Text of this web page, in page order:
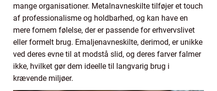
mange organisationer. Metalnavneskilte tilføjer et touch
af professionalisme og holdbarhed, og kan have en
mere fornem følelse, der er passende for erhvervslivet
eller formelt brug. Emaljenavneskilte, derimod, er unikke
ved deres evne til at modstå slid, og deres farver falmer
ikke, hvilket gør dem ideelle til langvarig brug i
krævende miljøer.